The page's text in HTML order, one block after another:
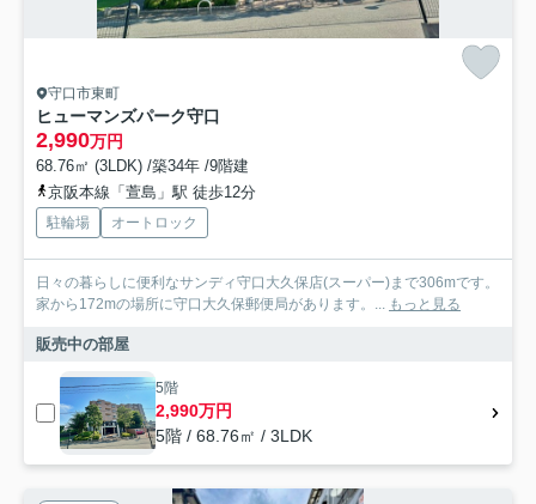
守口市東町
ヒューマンズパーク守口
2,990万円
68.76㎡ (3LDK) /築34年 /9階建
京阪本線「萱島」駅 徒歩12分
駐輪場 オートロック
日々の暮らしに便利なサンディ守口大久保店(スーパー)まで306mです。
家から172mの場所に守口大久保郵便局があります。... もっと見る
販売中の部屋
5階
2,990万円
5階 / 68.76㎡ / 3LDK